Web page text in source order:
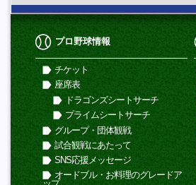
プロ野球情報
チケット
座席表
ドラゴンズシートサーチ
プライムシートサーチ
グループ・団体観戦
試合観戦にあたって
SNS応援メッセージ
オードブル・お料理のグレードア